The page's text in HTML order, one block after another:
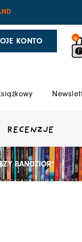
KONTO 0
RECENZJE
BANDZIOR”